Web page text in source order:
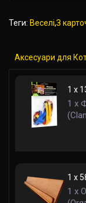
Теги: Веселі,З
Аксесуари для
1 x
1 x
1 x
1 x